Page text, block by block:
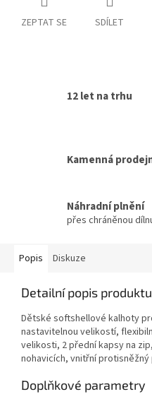
ZEPTAT SE SDÍLET
12 let na trhu
Kamenná
Náhradní plnění
přes chráněnou
Popis Diskuze
Detailní popis produktu
Dětské softshellové kalhoty
nastavitelnou velikostí,
velikosti, 2 přední kapsy na
nohavicích, vnitřní
Doplňkové parametry